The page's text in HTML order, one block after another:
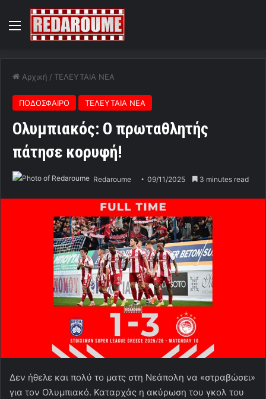
Menu
Αρχική / ΤΕΛΕΥΤΑΙΑ ΝΕΑ
ΠΟΔΟΣΦΑΙΡΟ ΤΕΛΕΥΤΑΙΑ ΝΕΑ
Ολυμπιακός: Ο πρωταθλητής
πάτησε κορυφή!
Redaroume 09/11/2025 3 minutes read
Δεν ήθελε και πολύ το ματς στη Νεάπολη να «στραβώσει»
για τον Ολυμπιακό. Καταρχάς η ακύρωση του γκολ του